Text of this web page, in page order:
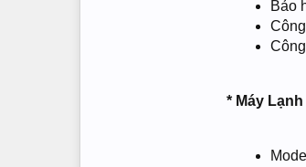
Bảo
* Máy